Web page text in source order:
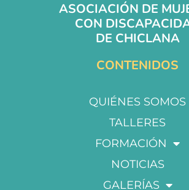
ASOCIACIÓN DE
CON
DE CHICLANA
CONTENIDOS
QUIÉNES SOMOS
TALLERES
FORMACIÓN
NOTICIAS
GALERÍAS